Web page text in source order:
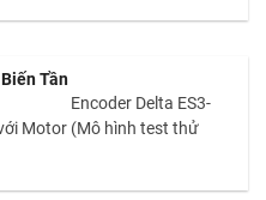
Tần
Delta ES3-
Motor (Mô hình test thử